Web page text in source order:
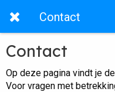
Contact
Contact
Op deze pagina vindt je
Voor vragen met